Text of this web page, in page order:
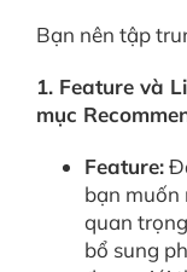
Bạn nên tập
1. Feature và
mục
Feature:
bạn muốn
quan
bổ sung